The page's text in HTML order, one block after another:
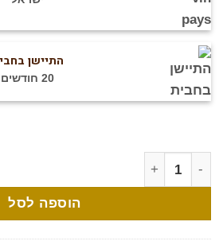
התיישן בחבית
20 חודשים
הוספה לסל